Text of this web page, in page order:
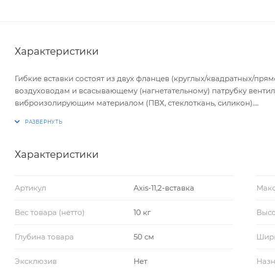
Характеристики
Гибкие вставки состоят из двух фланцев (круглых/квадратных/
воздуховодам и всасывающему (нагнетательному) патрубку
виброизолирующим материалом (ПВХ, стеклоткань, силикон).
гибкие вставки на всасывающей и нагнетающей части одинаковы.
Характеристики
Артикул Axis-11,2-вставка
Вес товара (нетто) 10 кг
Глубина товара 50 см
Эксклюзив Нет